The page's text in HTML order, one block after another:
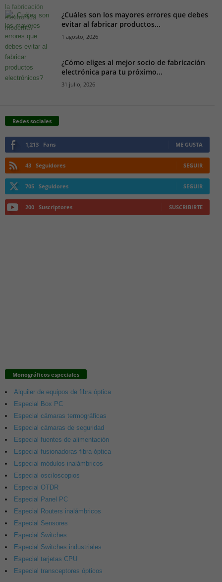
¿Cuáles son los mayores errores que debes
evitar al fabricar productos...
1 agosto, 2026
¿Cómo eliges al mejor socio de fabricación
electrónica para tu próximo...
31 julio, 2026
Redes sociales
1,213 Fans ME GUSTA
43 Seguidores SEGUIR
705 Seguidores SEGUIR
200 Suscriptores SUSCRIBIRTE
Monográficos especiales
Alquiler de equipos de fibra óptica
Especial Box PC
Especial cámaras termográficas
Especial cámaras de seguridad
Especial fuentes de alimentación
Especial fusionadoras fibra óptica
Especial módulos inalámbricos
Especial osciloscopios
Especial OTDR
Especial Panel PC
Especial Routers inalámbricos
Especial Sensores
Especial Switches
Especial Switches industriales
Especial tarjetas CPU
Especial transceptores ópticos